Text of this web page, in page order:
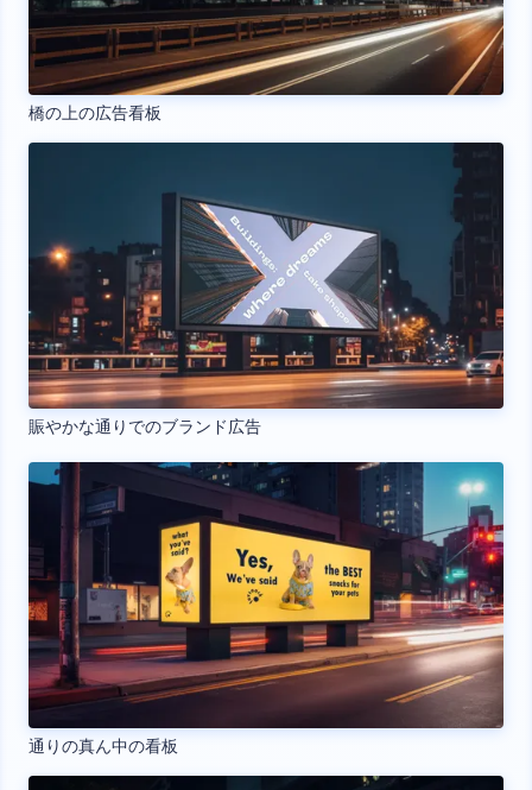
橋の上の広告看板
賑やかな通りでのブランド広告
通りの真ん中の看板